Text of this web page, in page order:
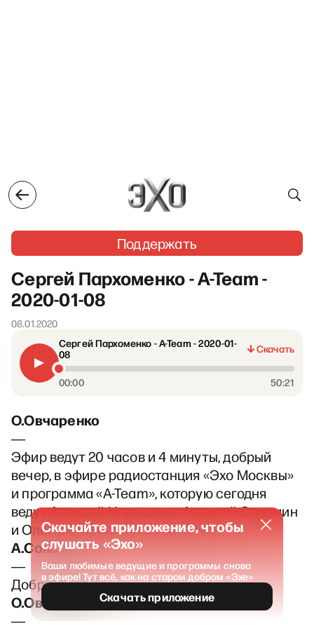
Поддержать
Сергей Пархоменко - A-Team -
2020-01-08
08.01.2020
Сергей Пархоменко - A-Team - 2020-01-
08
Скачать
00:00 50:21
О.Овчаренко
―
Эфир ведут 20 часов и 4 минуты, добрый
вечер, в эфире радиостанция «Эхо Москвы»
и программа «A-Team», которую сегодня
ведут Алексей Нарышкин, Алексей Соломин
и Олег Овчаренко, добрый вечер.
А.Соломин
―
Добрый вечер.
О.Овчаренко
―
Скачайте приложение, чтобы
слушать «Эхо»
Ваши любимые ведущие и программы снова
в эфире! Тут всё, как на старом добром «Эхе»
Скачать приложение